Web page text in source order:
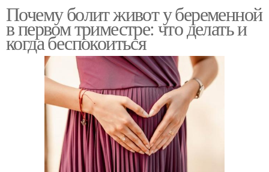
Почему болит живот у беременной
в первом триместре: что делать и
когда беспокоиться